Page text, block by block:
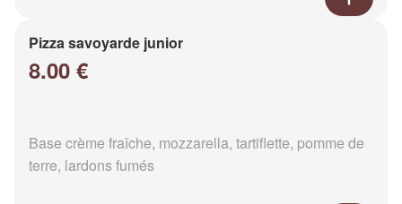
Pizza savoyarde junior
8.00 €
Base crème fraîche, mozzarella, tartiflette, pomme de
terre, lardons fumés